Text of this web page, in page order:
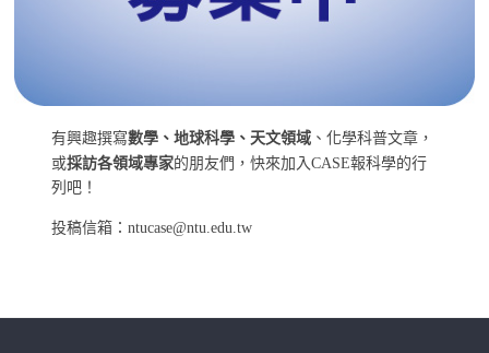
有興趣撰寫數學、地球科學、天文領域 、化學科普文章，
或採訪各領域專家的朋友們，快來加入CASE報科學的行
列吧！
投稿信箱：ntucase@ntu.edu.tw